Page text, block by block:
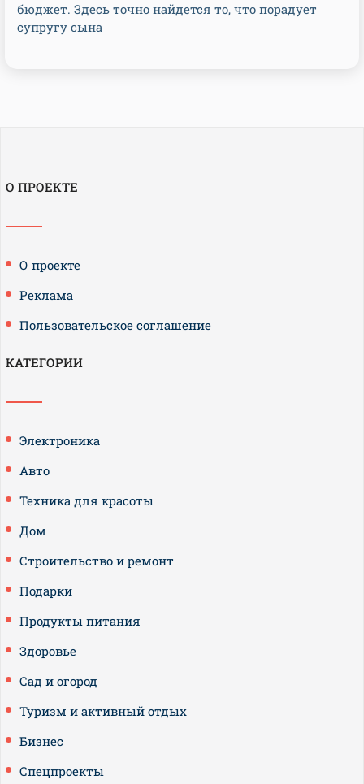
бюджет. Здесь точно найдется то, что порадует
супругу сына
О ПРОЕКТЕ
О проекте
Реклама
Пользовательское соглашение
КАТЕГОРИИ
Электроника
Авто
Техника для красоты
Дом
Строительство и ремонт
Подарки
Продукты питания
Здоровье
Сад и огород
Туризм и активный отдых
Бизнес
Спецпроекты